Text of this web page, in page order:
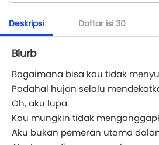
Deskripsi Daftar isi 30
Blurb
Bagaimana bisa kau tidak
Padahal hujan selalu
Oh, aku lupa.
Kau mungkin tidak
Aku bukan pemeran utama